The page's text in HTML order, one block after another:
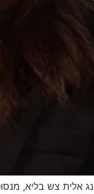
אלית צש בליא,